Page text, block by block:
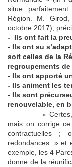
situe
Région. M.
octobre 2017),
- Ils ont fait la
- Ils ont su
soit celles de la
regroupements
- Ils ont apporté
- Ils animent les
- Ils sont
renouvelable, en
« Certes,
mais on corrige
contractuelles
redondances. » et
exemple, les 4
donne de la